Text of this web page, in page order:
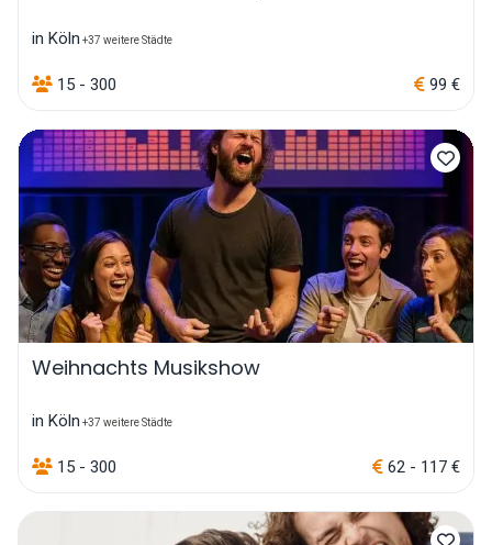
in Köln +37 weitere Städte
15 - 300 99 €
Weihnachts Musikshow
in Köln +37 weitere Städte
15 - 300 62 - 117 €